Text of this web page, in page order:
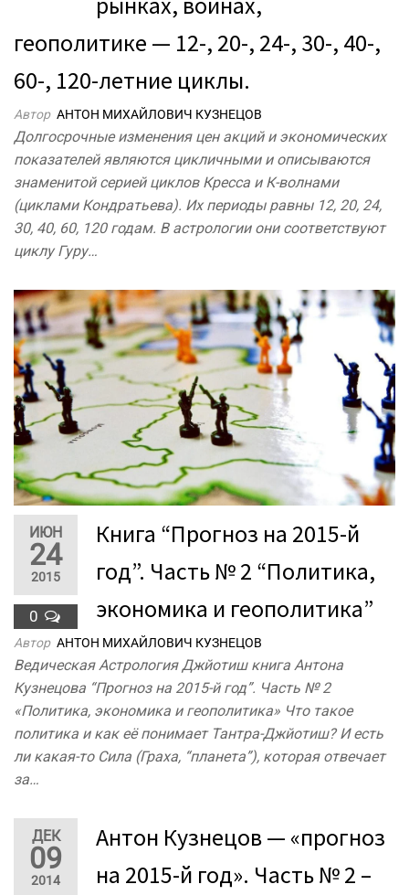
геополитике — 12-, 20-, 24-, 30-, 40-,
60-, 120-летние циклы.
Автор АНТОН МИХАЙЛОВИЧ КУЗНЕЦОВ
Долгосрочные изменения цен акций и экономических
показателей являются цикличными и описываются
знаменитой серией циклов Кресса и К-волнами
(циклами Кондратьева). Их периоды равны 12, 20, 24,
30, 40, 60, 120 годам. В астрологии они соответствуют
циклу Гуру…
ИЮН
24
2015
0
Книга “Прогноз на 2015-й
год”. Часть № 2 “Политика,
экономика и геополитика”
Автор АНТОН МИХАЙЛОВИЧ КУЗНЕЦОВ
Ведическая Астрология Джйотиш книга Антона
Кузнецова “Прогноз на 2015-й год”. Часть № 2
«Политика, экономика и геополитика» Что такое
политика и как её понимает Тантра-Джйотиш? И есть
ли какая-то Сила (Граха, “планета”), которая отвечает
за…
ДЕК
09
2014
Антон Кузнецов — «прогноз
на 2015-й год». Часть № 2 –